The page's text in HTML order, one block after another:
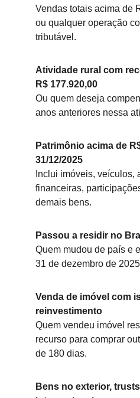
Vendas totais acima de
ou qualquer operação
tributável.
Atividade rural com
R$ 177.920,00
Ou quem deseja
anos anteriores nessa
Patrimônio acima de
31/12/2025
Inclui imóveis, veículos,
financeiras,
demais bens.
Passou a residir no
Quem mudou de país e
31 de dezembro de
Venda de imóvel com
reinvestimento
Quem vendeu imóvel
recurso para comprar
de 180 dias.
Bens no exterior,